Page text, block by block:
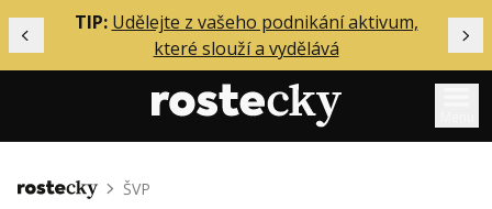
Předchozí
TIP: Udělejte z vašeho podnikání aktivum,
které slouží a vydělává
Mentoring
Domů ŠVP